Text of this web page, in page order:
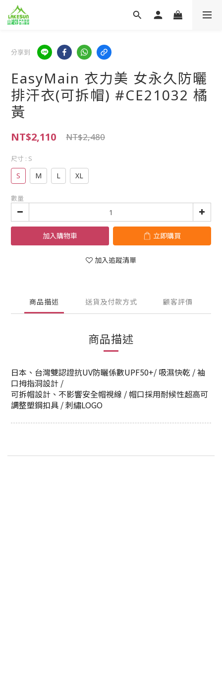
分享到
EasyMain 衣力美 女永久防曬
排汗衣(可拆帽) #CE21032 橘
黃
NT$2,110 NT$2,480
尺寸 : S
S M L XL
數量
加入購物車 立即購買
加入追蹤清單
商品描述 送貨及付款方式 顧客評價
商品描述
日本、台灣雙認證抗UV防曬係數UPF50+/ 吸濕快乾 / 袖
口拇指洞設計 /
可拆帽設計、不影響安全帽視線 / 帽口採用耐候性超高可
調整塑鋼扣具 / 刺繡LOGO